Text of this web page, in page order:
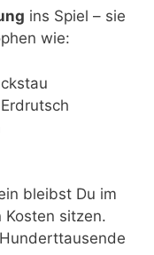
ins Spiel – sie
wie:
bleibst Du im
sitzen.